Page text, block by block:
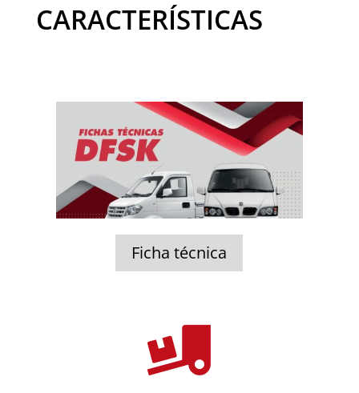
CARACTERÍSTICAS
Ficha técnica
